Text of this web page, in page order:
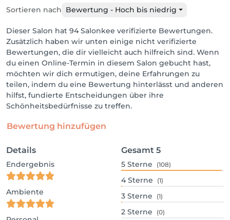
Sortieren nach Bewertung - Hoch bis niedrig
Dieser Salon hat 94 Salonkee verifizierte Bewertungen.
Zusätzlich haben wir unten einige nicht verifizierte
Bewertungen, die dir vielleicht auch hilfreich sind. Wenn
du einen Online-Termin in diesem Salon gebucht hast,
möchten wir dich ermutigen, deine Erfahrungen zu
teilen, indem du eine Bewertung hinterlässt und anderen
hilfst, fundierte Entscheidungen über ihre
Schönheitsbedürfnisse zu treffen.
Bewertung hinzufügen
Details
Endergebnis
Ambiente
Gesamt 5
5 Sterne (108)
4 Sterne (1)
3 Sterne (1)
2 Sterne (0)